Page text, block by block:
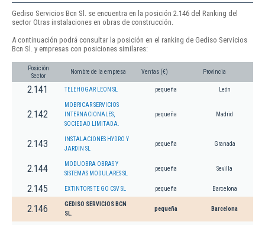
Gediso Servicios Bcn Sl. se encuentra en la posición 2.146 del Ranking del
sector Otras instalaciones en obras de construcción.
A continuación podrá consultar la posición en el ranking de Gediso Servicios
Bcn Sl. y empresas con posiciones similares:
Posición
Sector
Nombre de la empresa Ventas (€) Provincia
2.141 TELEHOGAR LEON SL pequeña León
2.142
MOBRICAR SERVICIOS
INTERNACIONALES,
SOCIEDAD LIMITADA.
pequeña Madrid
2.143
INSTALACIONES HYDRO Y
JARDIN SL
pequeña Granada
2.144
MODUOBRA OBRAS Y
SISTEMAS MODULARES SL
pequeña Sevilla
2.145 EXTINTORS TE GO CSV SL pequeña Barcelona
2.146
GEDISO SERVICIOS BCN
SL.
pequeña Barcelona